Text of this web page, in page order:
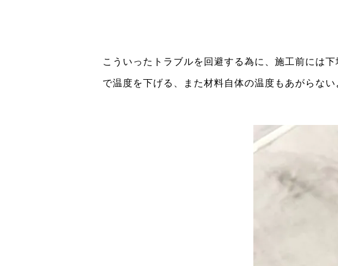
こういったトラブルを回避する為に、施工前には
で温度を下げる、また材料自体の温度もあがらな